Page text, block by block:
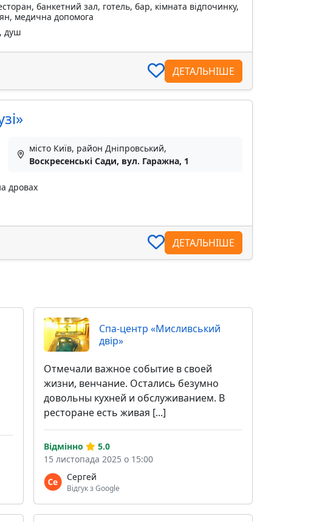
банкетний зал, готель, бар, кімната відпочинку,
медична допомога
душ
ДЕТАЛЬНІШЕ
місто Київ, район Дніпровський,
Воскресенські Сади, вул. Гаражна, 1
дровах
ДЕТАЛЬНІШЕ
Спа-центр «Мисливський
двір»
Отмечали важное событие в своей
жизни, венчание. Остались безумно
довольны кухней и обслуживанием. В
ресторане есть живая [...]
Сергей
Відгук з Google
Відмінно
5.0
15 листопада 2025 о 15:00